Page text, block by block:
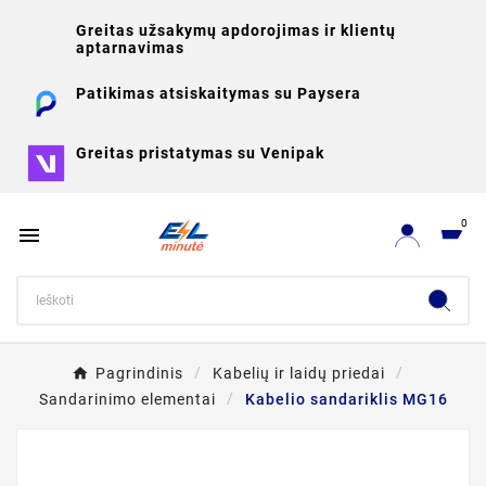
Greitas užsakymų apdorojimas ir klientų
aptarnavimas
Patikimas atsiskaitymas su Paysera
Greitas pristatymas su Venipak
 0
Pagrindinis
Kabelių ir laidų priedai
Sandarinimo elementai
Kabelio sandariklis MG16